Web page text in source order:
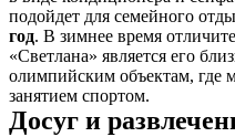
подойдет для семейного
год. В зимнее время
«Светлана» является его
олимпийским объектам, где
занятием спортом.
Досуг и